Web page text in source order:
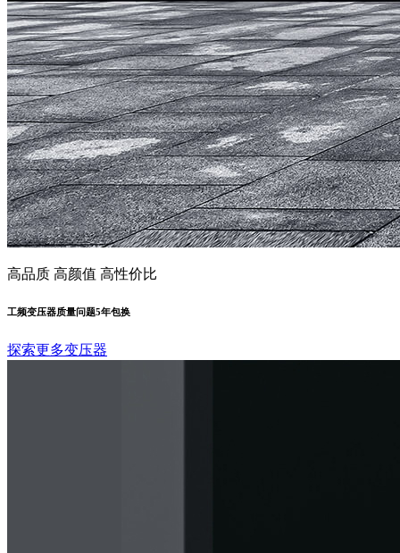
高品质 高颜值 高性价比
工频变压器质量问题5年包换
探索更多变压器